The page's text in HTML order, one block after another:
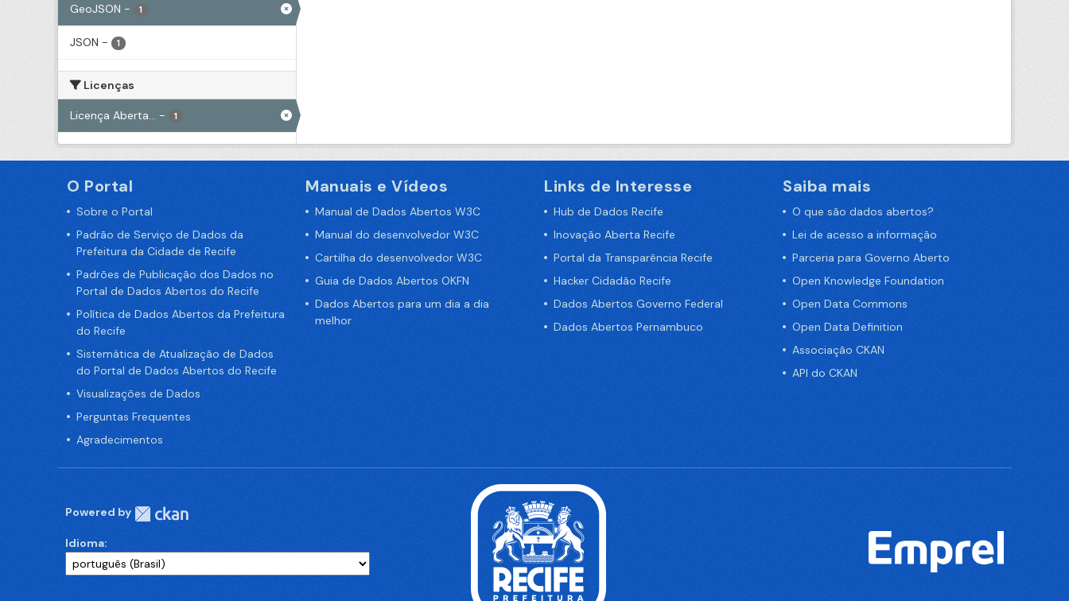
GeoJSON - 1
JSON - 1
Licenças
Licença Aberta... - 1
O Portal
Sobre o Portal
Padrão de Serviço de Dados da
Prefeitura da Cidade de Recife
Padrões de Publicação dos Dados no
Portal de Dados Abertos do Recife
Política de Dados Abertos da Prefeitura
do Recife
Sistemática de Atualização de Dados
do Portal de Dados Abertos do Recife
Visualizações de Dados
Perguntas Frequentes
Agradecimentos
Manuais e Vídeos
Manual de Dados Abertos W3C
Manual do desenvolvedor W3C
Cartilha do desenvolvedor W3C
Guia de Dados Abertos OKFN
Dados Abertos para um dia a dia
melhor
Links de Interesse
Hub de Dados Recife
Inovação Aberta Recife
Portal da Transparência Recife
Hacker Cidadão Recife
Dados Abertos Governo Federal
Dados Abertos Pernambuco
Saiba mais
O que são dados abertos?
Lei de acesso a informação
Parceria para Governo Aberto
Open Knowledge Foundation
Open Data Commons
Open Data Definition
Associação CKAN
API do CKAN
Powered by
Idioma